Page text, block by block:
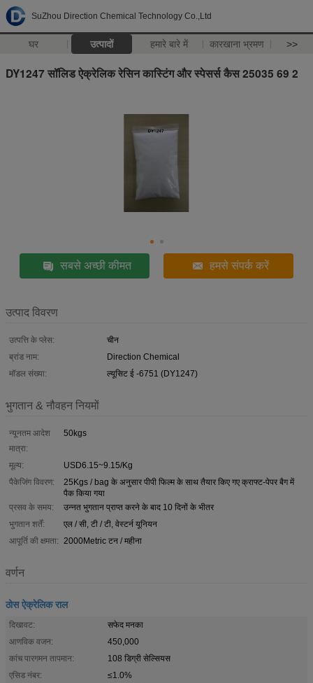
SuZhou Direction Chemical Technology Co.,Ltd
घर उत्पादों हमारे बारे में कारखाना भ्रमण >>
DY1247 सॉलिड ऐक्रेलिक रेसिन कास्टिंग और स्पेसर्स कैस 25035 69 2
सबसे अच्छी कीमत हमसे संपर्क करें
उत्पाद विवरण
उत्पत्ति के प्लेस:
चीन
ब्रांड नाम:
Direction Chemical
मॉडल संख्या:
ल्यूसिट ई -6751 (DY1247)
भुगतान & नौवहन नियमों
न्यूनतम आदेश
मात्रा:
50kgs
मूल्य:
USD6.15~9.15/Kg
पैकेजिंग विवरण:
25Kgs / bag के अनुसार पीपी फिल्म के साथ तैयार किए गए क्राफ्ट-पेपर बैग में
पैक किया गया
प्रसव के समय:
उन्नत भुगतान प्राप्त करने के बाद 10 दिनों के भीतर
भुगतान शर्तें:
एल / सी, टी / टी, वेस्टर्न यूनियन
आपूर्ति की क्षमता: 2000Metric टन / महीना
वर्णन
ठोस ऐक्रेलिक राल
दिखावट:
सफेद मनका
आणविक वजन:
450,000
कांच पारगमन तापमान:
108 डिग्री सेल्सियस
एसिड नंबर:
≤1.0%